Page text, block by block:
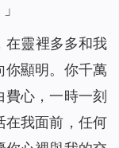
在靈裡多多和我
你顯明。你千萬
心，一時一刻
在我面前，任何